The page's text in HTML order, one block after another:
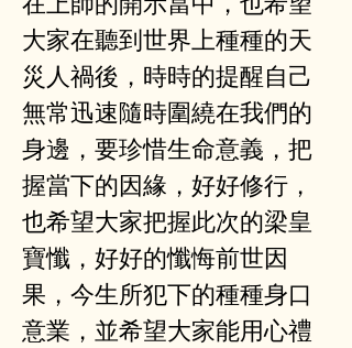
大家在聽到世界上種種的天
災人禍後，時時的提醒自己
無常迅速隨時圍繞在我們的
身邊，要珍惜生命意義，把
握當下的因緣，好好修行，
也希望大家把握此次的梁皇
寶懺，好好的懺悔前世因
果，今生所犯下的種種身口
意業，並希望大家能用心禮